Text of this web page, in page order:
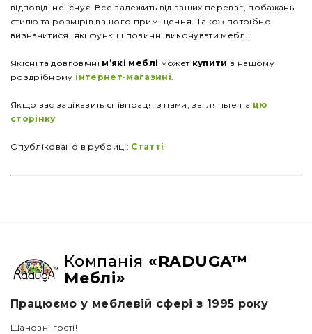
відповіді не існує. Все залежить від ваших переваг, побажань,
стилю та розмірів вашого приміщення. Також потрібно
визначитися, які функції повинні виконувати меблі.
Якісні та довговічні м’які меблі может купити в нашому
роздрібному інтернет-магазині.
Якщо вас зацікавить співпраця з нами, загляньте на цю
сторінку
Опубліковано в рубриці: Статті
Компанія «RADUGA™
Меблі»
Працюємо у меблевій сфері з 1995 року
Шановні гості!